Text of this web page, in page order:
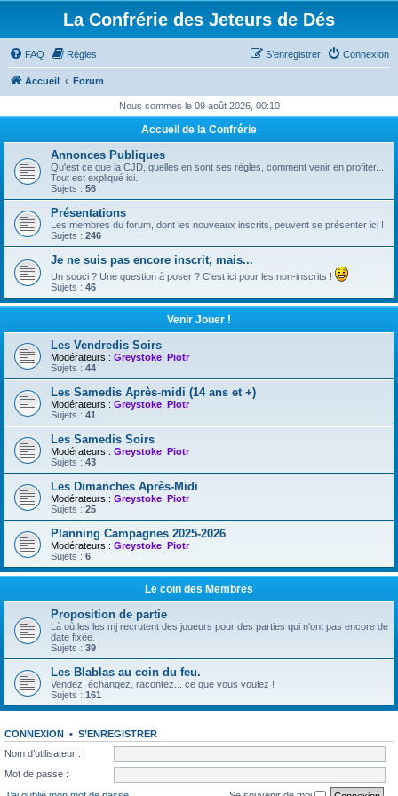
La Confrérie des Jeteurs de Dés
FAQ Règles Connexion
S’enregistrer
Accueil Forum
Nous sommes le 09 août 2026, 00:10
Accueil de la Confrérie
Annonces Publiques
Qu'est ce que la CJD, quelles en sont ses règles, comment venir en profiter...
Tout est expliqué ici.
Sujets : 56
Présentations
Les membres du forum, dont les nouveaux inscrits, peuvent se présenter ici !
Sujets : 246
Je ne suis pas encore inscrit, mais...
Un souci ? Une question à poser ? C'est ici pour les non-inscrits !
Sujets : 46
Venir Jouer !
Les Vendredis Soirs
Modérateurs : Greystoke Piotr
Sujets : 44
Les Samedis Après-midi (14 ans et +)
Modérateurs : Greystoke Piotr
Sujets : 41
Les Samedis Soirs
Modérateurs : Greystoke Piotr
Sujets : 43
Les Dimanches Après-Midi
Modérateurs : Greystoke Piotr
Sujets : 25
Planning Campagnes 2025-2026
Modérateurs : Greystoke Piotr
Sujets : 6
Le coin des Membres
Proposition de partie
Là où les les mj recrutent des joueurs pour des parties qui n'ont pas encore de
date fixée.
Sujets : 39
Les Blablas au coin du feu.
Vendez, échangez, racontez... ce que vous voulez !
Sujets : 161
CONNEXION • S’ENREGISTRER
Nom d’utilisateur :
Mot de passe :